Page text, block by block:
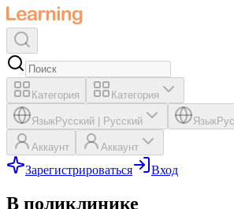
Категория Категория
ЯзыкРусский Русский Язык
Аккаунт Аккаунт
Зарегистрироваться Вход
В поликлинике